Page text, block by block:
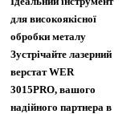
для високоякісної
обробки металу
Зустрічайте лазерний
верстат WER
3015PRO, вашого
надійного партнера в